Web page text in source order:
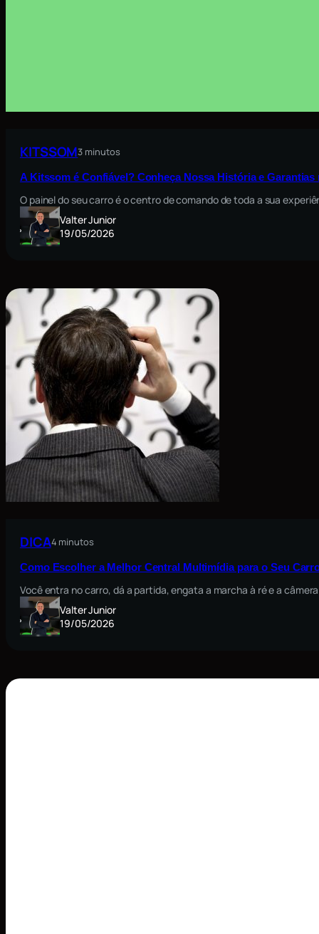
KITSSOM3 minutos
A Kitssom é Confiável? Conheça Nossa História e
O painel do seu carro é o centro de comando de toda a sua
Valter Junior
19/05/2026
DICA4 minutos
Como Escolher a Melhor Central Multimídia para o Seu
Você entra no carro, dá a partida, engata a marcha à ré e a
Valter Junior
19/05/2026